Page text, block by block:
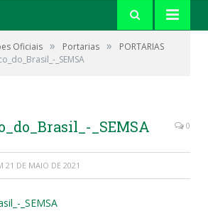
Oficiais » Portarias »
PORTARIAS
_SEMSA
_SEMSA 0
21 DE MAIO DE 2021
_SEMSA